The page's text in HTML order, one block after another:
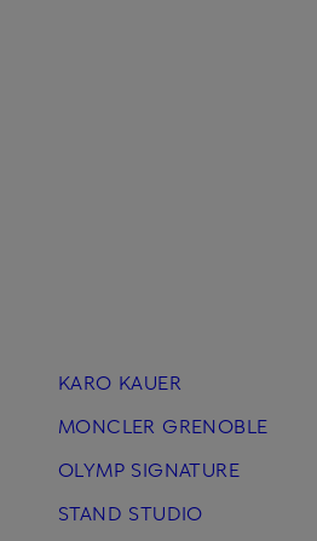
KARO KAUER
MONCLER GRENOBLE
OLYMP SIGNATURE
STAND STUDIO